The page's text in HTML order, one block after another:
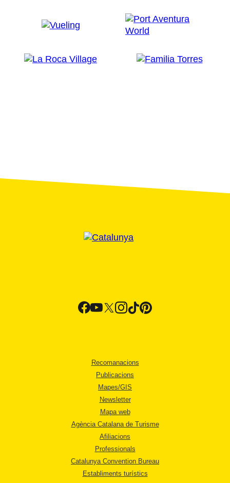
Recomanacions
Publicacions
Mapes/GIS
Newsletter
Mapa web
Agència Catalana de Turisme
Afiliacions
Professionals
Catalunya Convention Bureau
Establiments turístics